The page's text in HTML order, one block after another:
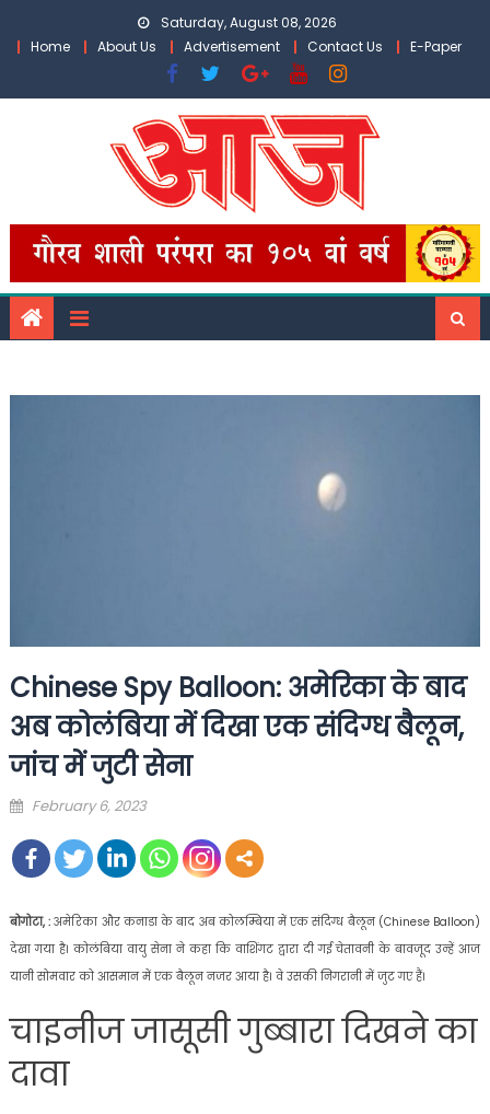
Saturday, August 08, 2026
Home
About Us Advertisement Contact Us E-Paper
Chinese Spy Balloon: अमेरिका के बाद
अब कोलंबिया में दिखा एक संदिग्ध बैलून,
जांच में जुटी सेना
Posted
February 6, 2023
बोगोटा, :अमेरिका और कनाडा के बाद अब कोलम्बिया में एक संदिग्ध बैलून (Chinese Balloon)
देखा गया है। कोलंबिया वायु सेना ने कहा कि वाशिंगट द्वारा दी गई चेतावनी के बावजूद उन्हें आज
यानी सोमवार को आसमान में एक बैलून नजर आया है। वे उसकी निगरानी में जुट गए हैं।
चाइनीज जासूसी गुब्बारा दिखने का
दावा